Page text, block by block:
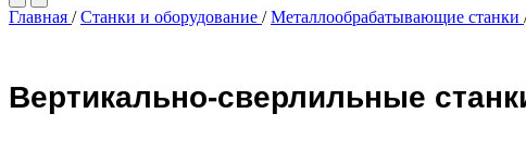
Главная / Станки и оборудование / Металлообрабатывающие станки
Вертикально-сверлильные